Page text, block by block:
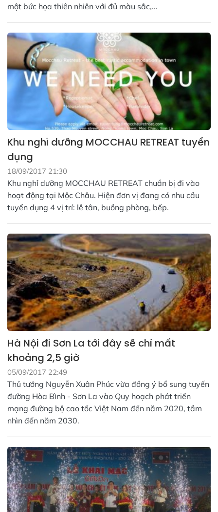
một bức họa thiên nhiên với đủ màu sắc,...
Khu nghỉ dưỡng MOCCHAU RETREAT tuyển
dụng
18/09/2017 21:30
Khu nghỉ dưỡng MOCCHAU RETREAT chuẩn bị đi vào
hoạt động tại Mộc Châu. Hiện đơn vị đang có nhu cầu
tuyển dụng 4 vị trí: lễ tân, buồng phòng, bếp.
Hà Nội đi Sơn La tới đây sẽ chỉ mất
khoảng 2,5 giờ
05/09/2017 22:49
Thủ tướng Nguyễn Xuân Phúc vừa đồng ý bổ sung tuyến
đường Hòa Bình - Sơn La vào Quy hoạch phát triển
mạng đường bộ cao tốc Việt Nam đến năm 2020, tầm
nhìn đến năm 2030.